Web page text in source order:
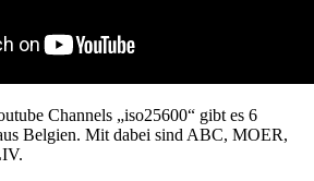
Channels „iso25600“ gibt es 6
Belgien. Mit dabei sind ABC, MOER,